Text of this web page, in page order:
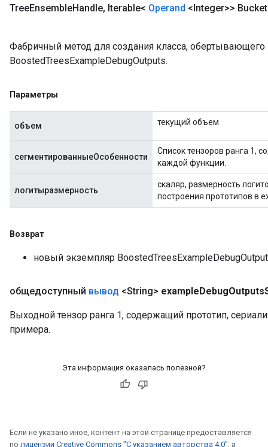
TreeEnsembleHandle, Iterable< Operand <Integer>>
Фабричный метод для создания класса,
BoostedTreesExampleDebugOutputs.
Параметры
объем текущий объем
сегментированныеОсобенности
Список тензоров ранга 1,
каждой функции.
логитыразмерность
скаляр, размерность
построения прототипов в
Возврат
новый экземпляр
общедоступный вывод <String> exampleDebugOutputs
Выходной тензор ранга 1, содержащий прототип,
примера.
Эта информация оказалась полезной?
Если не указано иное, контент на этой странице предоставляется
по лицензии Creative Commons "С указанием авторства 4.0", а